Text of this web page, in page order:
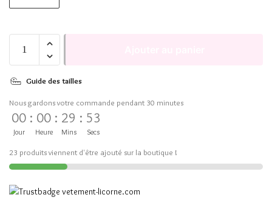
Guide des tailles
Nous gardons votre commande pendant 30 minutes
00
Jour
: 00
Heure
: 29
Mins
: 53
Secs
23 produits viennent d'être ajouté sur la boutique !